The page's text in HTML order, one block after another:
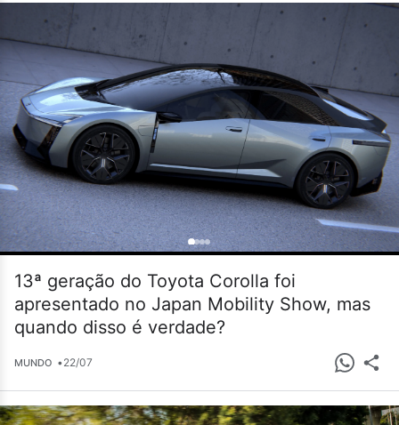
13ª geração do Toyota Corolla foi
apresentado no Japan Mobility Show, mas
quando disso é verdade?
MUNDO •22/07